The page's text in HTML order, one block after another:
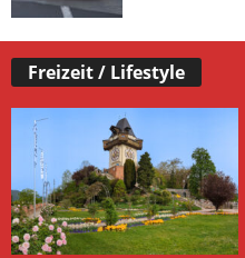
Freizeit / Lifestyle